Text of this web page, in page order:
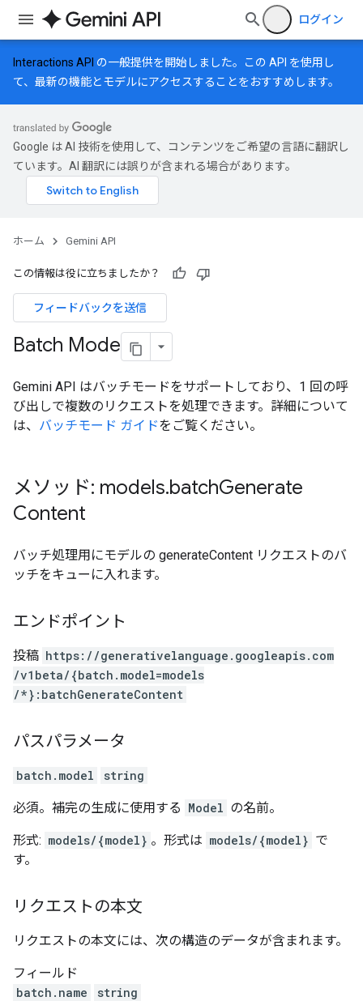
ログイン
Interactions API の一般提供を開始しました。この API を使用し
て、最新の機能とモデルにアクセスすることをおすすめします。
Google は AI 技術を使用して、コンテンツをご希望の言語に翻訳し
ています。AI 翻訳には誤りが含まれる場合があります。
ホーム Gemini API
この情報は役に立ちましたか？
フィードバックを送信
Batch Mode
Gemini API はバッチモードをサポートしており、1 回の呼
び出しで複数のリクエストを処理できます。詳細について
は、 バッチモード ガイドをご覧ください。
メソッド: models.batchGenerate
Content
バッチ処理用にモデルの generateContent リクエストのバ
ッチをキューに入れます。
エンドポイント
投稿 https: / /generativelanguage.googleapis.com
/v1beta/{batch.model=models
/*}:batchGenerateContent
パスパラメータ
batch.model string
必須。補完の生成に使用する Model の名前。
形式: models/{model} 。形式は models/{model} で
す。
リクエストの本文
リクエストの本文には、次の構造のデータが含まれます。
フィールド
batch.name
string